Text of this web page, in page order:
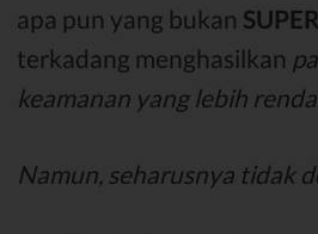
apa pun yang bukan
terkadang menghasilkan
keamanan yang lebih
Namun, seharusnya tidak